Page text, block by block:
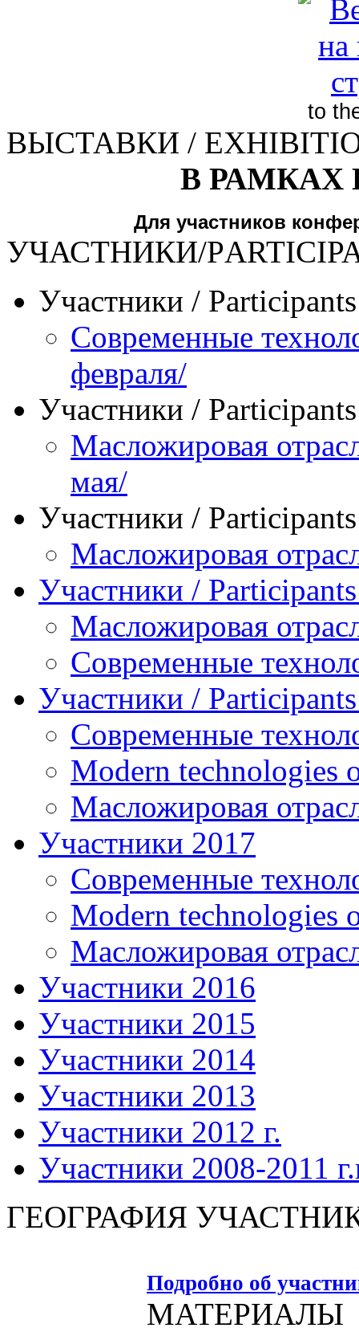
to
ВЫСТАВКИ /
В РАМКАХ
Для участников
УЧАСТНИКИ/
Участники /
Современные
февраля/
Участники /
Масложировая
мая/
Участники /
Масложировая
Участники /
Масложировая
Современные
Участники /
Современные
Modern technologies
Масложировая
Участники 2017
Современные
Modern technologies
Масложировая
Участники 2016
Участники 2015
Участники 2014
Участники 2013
Участники 2012 г.
Участники 2008-2011
ГЕОГРАФИЯ
Подробно об
МАТЕРИАЛЫ